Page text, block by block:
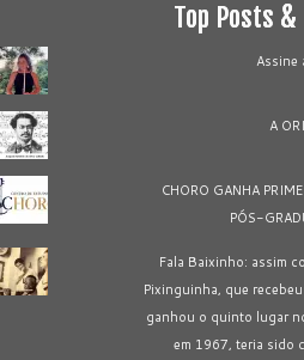
Top Posts &
Assine
A
CHORO GANHA
PÓS-
Fala Baixinho: assim
Pixinguinha, que
ganhou o quinto lugar
em 1967, teria sido